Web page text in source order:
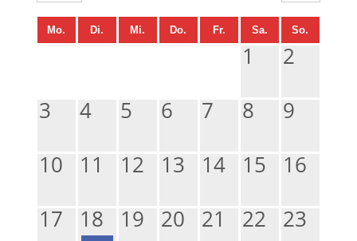
Mo. Di. Mi. Do. Fr. Sa. So.
1
2
3
4 5 6 7 8
9
10
11 12 13 14 15
16
17
18 19 20 21 22 23